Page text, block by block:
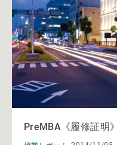
PreMBA《履修証明